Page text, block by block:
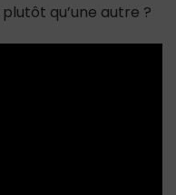
qu’une autre ?